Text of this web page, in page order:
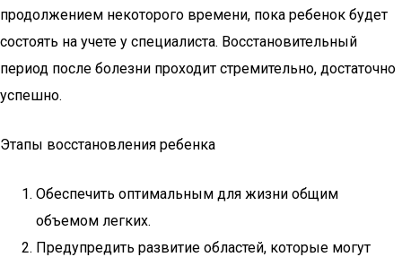
продолжением некоторого времени, пока ребенок будет
состоять на учете у специалиста. Восстановительный
период после болезни проходит стремительно, достаточно
успешно.
Этапы восстановления ребенка
Обеспечить оптимальным для жизни общим
объемом легких.
Предупредить развитие областей, которые могут